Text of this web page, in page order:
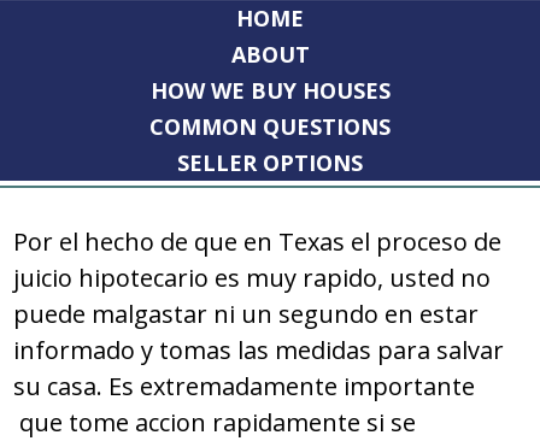
HOME
ABOUT
HOW WE BUY HOUSES
COMMON QUESTIONS
SELLER OPTIONS
Por el hecho de que en Texas el proceso de
juicio hipotecario es muy rapido, usted no
puede malgastar ni un segundo en estar
informado y tomas las medidas para salvar
su casa. Es extremadamente importante
que tome accion rapidamente si se